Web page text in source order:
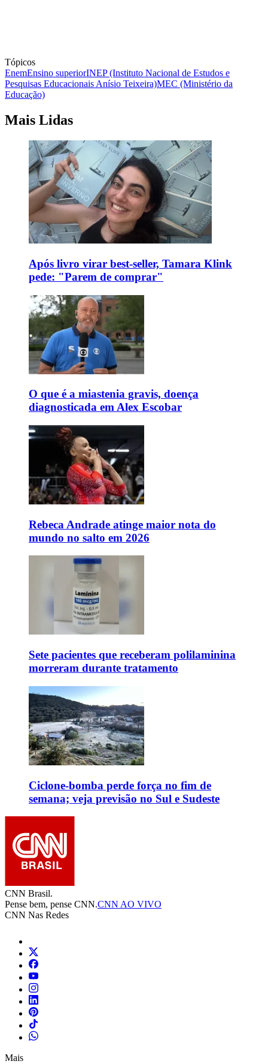
Tópicos
EnemEnsino superiorINEP (Instituto Nacional de Estudos e
Pesquisas Educacionais Anísio Teixeira)MEC (Ministério da
Educação)
Mais Lidas
Após livro virar best-seller, Tamara Klink
pede: "Parem de comprar"
O que é a miastenia gravis, doença
diagnosticada em Alex Escobar
Rebeca Andrade atinge maior nota do
mundo no salto em 2026
Sete pacientes que receberam polilaminina
morreram durante tratamento
Ciclone-bomba perde força no fim de
semana; veja previsão no Sul e Sudeste
CNN Brasil.
Pense bem, pense CNN.CNN AO VIVO
CNN Nas Redes
Mais